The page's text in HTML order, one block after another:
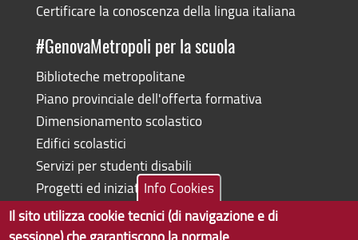
Certificare la conoscenza della lingua italiana
#GenovaMetropoli per la scuola
Biblioteche metropolitane
Piano provinciale dell'offerta formativa
Dimensionamento scolastico
Edifici scolastici
Servizi per studenti disabili
Progetti ed iniziativeInfo Cookies
Il sito utilizza cookie tecnici (di navigazione e di
sessione) che garantiscono la normale